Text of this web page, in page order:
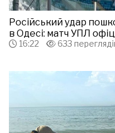
Російський удар
в Одесі: матч УПЛ
16:22 633